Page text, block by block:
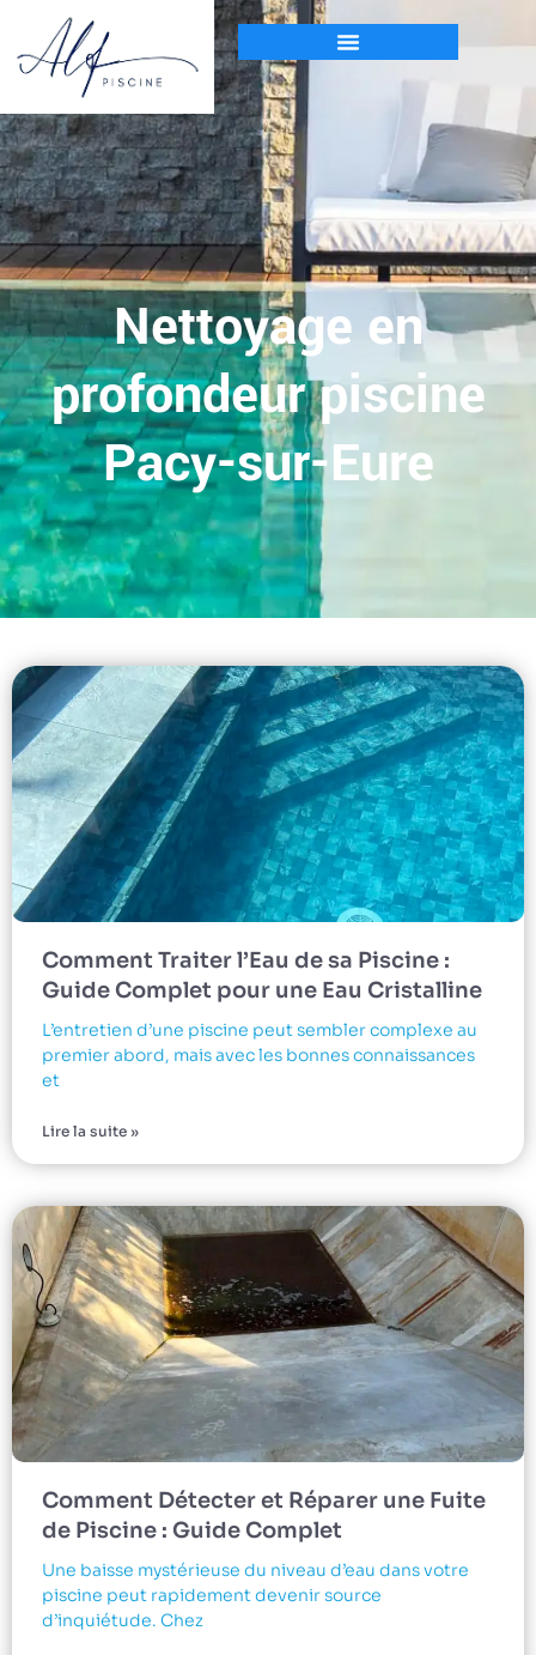
Nettoyage en
profondeur piscine
Pacy-sur-Eure
Comment Traiter l’Eau de sa Piscine :
Guide Complet pour une Eau Cristalline
L’entretien d’une piscine peut sembler complexe au
premier abord, mais avec les bonnes connaissances
et
Lire la suite »
Comment Détecter et Réparer une Fuite
de Piscine : Guide Complet
Une baisse mystérieuse du niveau d’eau dans votre
piscine peut rapidement devenir source
d’inquiétude. Chez